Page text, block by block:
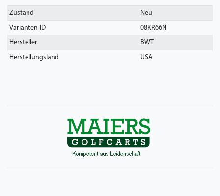
Technisches
Merkmal
Wert
Zustand
Neu
Varianten-ID
08KR66N
Hersteller
BWT
Herstellungsland
USA